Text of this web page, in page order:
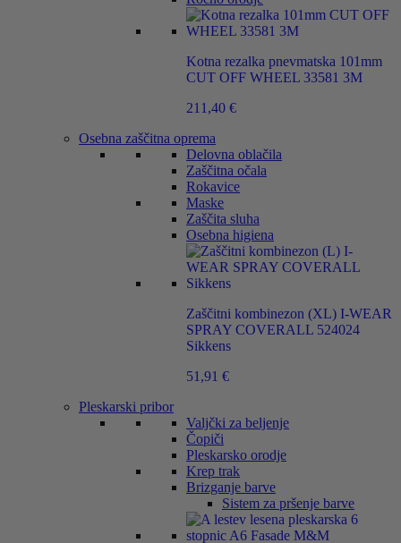
Kotna rezalka pnevmatska 101mm
CUT OFF WHEEL 33581 3M
211,40 €
Osebna zaščitna oprema
Delovna oblačila
Zaščitna očala
Rokavice
Maske
Zaščita sluha
Osebna higiena
Zaščitni kombinezon (XL) I-WEAR
SPRAY COVERALL 524024
Sikkens
51,91 €
Pleskarski pribor
Valjčki za beljenje
Čopiči
Pleskarsko orodje
Krep trak
Brizganje barve
Sistem za pršenje barve